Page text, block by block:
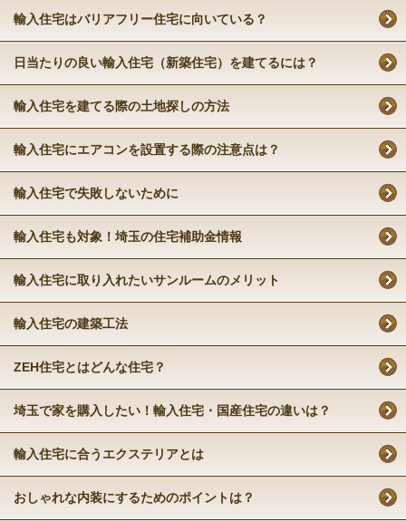
輸入住宅はバリアフリー住宅に向いている？
日当たりの良い輸入住宅（新築住宅）を建てるには？
輸入住宅を建てる際の土地探しの方法
輸入住宅にエアコンを設置する際の注意点は？
輸入住宅で失敗しないために
輸入住宅も対象！埼玉の住宅補助金情報
輸入住宅に取り入れたいサンルームのメリット
輸入住宅の建築工法
ZEH住宅とはどんな住宅？
埼玉で家を購入したい！輸入住宅・国産住宅の違いは？
輸入住宅に合うエクステリアとは
おしゃれな内装にするためのポイントは？